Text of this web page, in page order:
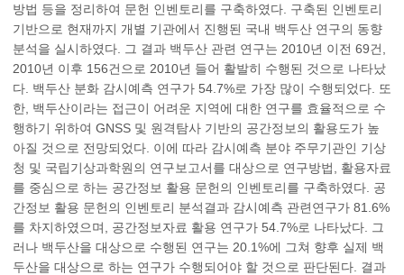
방법 등을 정리하여 문헌 인벤토리를 구축하였다. 구축된 인벤토리
기반으로 현재까지 개별 기관에서 진행된 국내 백두산 연구의 동향
분석을 실시하였다. 그 결과 백두산 관련 연구는 2010년 이전 69건,
2010년 이후 156건으로 2010년 들어 활발히 수행된 것으로 나타났
다. 백두산 분화 감시예측 연구가 54.7%로 가장 많이 수행되었다. 또
한, 백두산이라는 접근이 어려운 지역에 대한 연구를 효율적으로 수
행하기 위하여 GNSS 및 원격탐사 기반의 공간정보의 활용도가 높
아질 것으로 전망되었다. 이에 따라 감시예측 분야 주무기관인 기상
청 및 국립기상과학원의 연구보고서를 대상으로 연구방법, 활용자료
를 중심으로 하는 공간정보 활용 문헌의 인벤토리를 구축하였다. 공
간정보 활용 문헌의 인벤토리 분석결과 감시예측 관련연구가 81.6%
를 차지하였으며, 공간정보자료 활용 연구가 54.7%로 나타났다. 그
러나 백두산을 대상으로 수행된 연구는 20.1%에 그쳐 향후 실제 백
두산을 대상으로 하는 연구가 수행되어야 할 것으로 판단된다. 결과